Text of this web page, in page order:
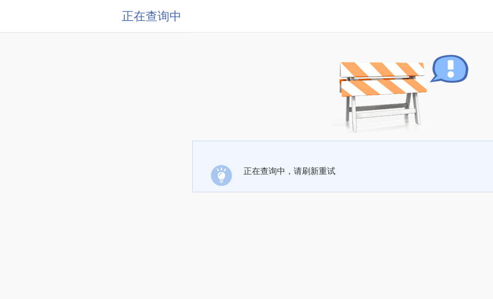
正在查询中
正在查询中，请刷新重试